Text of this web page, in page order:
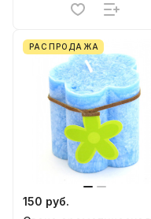
РАСПРОДАЖА
150 руб.